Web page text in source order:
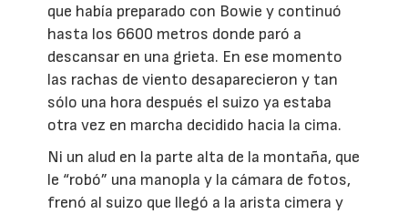
que había preparado con Bowie y continuó
hasta los 6600 metros donde paró a
descansar en una grieta. En ese momento
las rachas de viento desaparecieron y tan
sólo una hora después el suizo ya estaba
otra vez en marcha decidido hacia la cima.
Ni un alud en la parte alta de la montaña, que
le “robó” una manopla y la cámara de fotos,
frenó al suizo que llegó a la arista cimera y